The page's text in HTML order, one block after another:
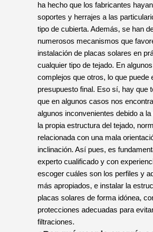
favorables. La existencia de tantos
ha hecho que los fabricantes
soportes y herrajes a las
tipo de cubierta. Además, se han
numerosos mecanismos que
instalación de placas solares en
cualquier tipo de tejado. En
complejos que otros, lo que puede
presupuesto final. Eso sí, hay que
que en algunos casos nos
algunos inconvenientes debido a la
la propia estructura del tejado,
relacionada con una mala
inclinación. Así pues, es
experto cualificado y con
escoger cuáles son los perfiles y
más apropiados, e instalar la
placas solares de forma idónea,
protecciones adecuadas para evitar